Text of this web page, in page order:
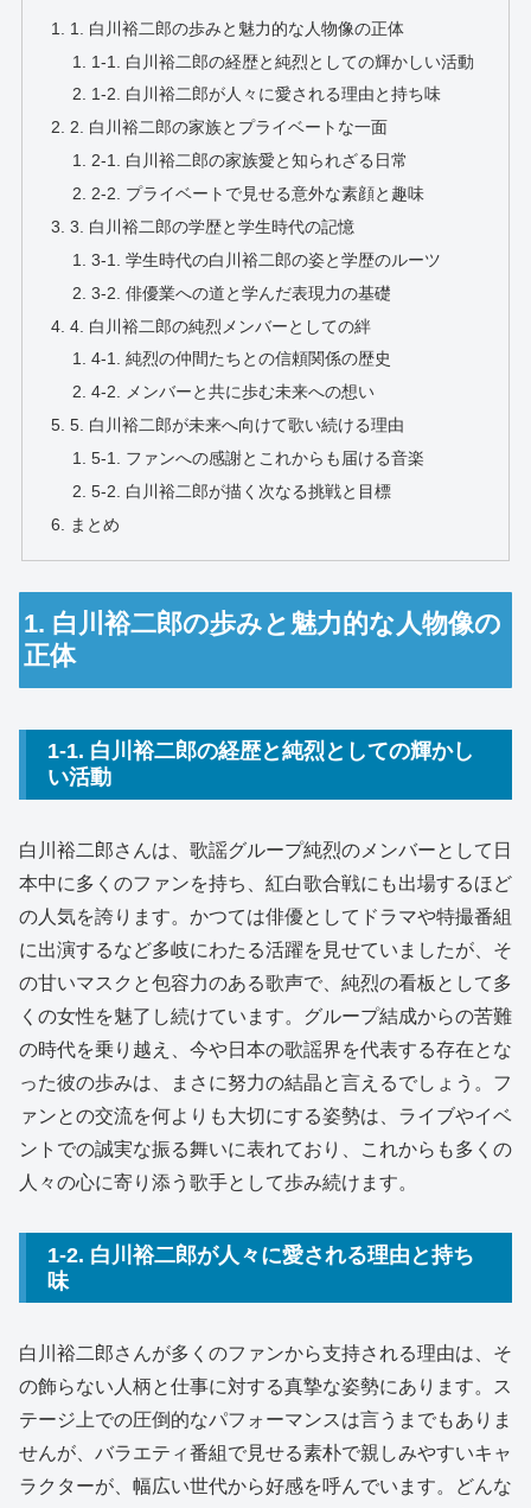
1. 白川裕二郎の歩みと魅力的な人物像の正体
1-1. 白川裕二郎の経歴と純烈としての輝かしい活動
1-2. 白川裕二郎が人々に愛される理由と持ち味
2. 白川裕二郎の家族とプライベートな一面
2-1. 白川裕二郎の家族愛と知られざる日常
2-2. プライベートで見せる意外な素顔と趣味
3. 白川裕二郎の学歴と学生時代の記憶
3-1. 学生時代の白川裕二郎の姿と学歴のルーツ
3-2. 俳優業への道と学んだ表現力の基礎
4. 白川裕二郎の純烈メンバーとしての絆
4-1. 純烈の仲間たちとの信頼関係の歴史
4-2. メンバーと共に歩む未来への想い
5. 白川裕二郎が未来へ向けて歌い続ける理由
5-1. ファンへの感謝とこれからも届ける音楽
5-2. 白川裕二郎が描く次なる挑戦と目標
まとめ
1. 白川裕二郎の歩みと魅力的な人物像の
正体
1-1. 白川裕二郎の経歴と純烈としての輝かし
い活動
白川裕二郎さんは、歌謡グループ純烈のメンバーとして日
本中に多くのファンを持ち、紅白歌合戦にも出場するほど
の人気を誇ります。かつては俳優としてドラマや特撮番組
に出演するなど多岐にわたる活躍を見せていましたが、そ
の甘いマスクと包容力のある歌声で、純烈の看板として多
くの女性を魅了し続けています。グループ結成からの苦難
の時代を乗り越え、今や日本の歌謡界を代表する存在とな
った彼の歩みは、まさに努力の結晶と言えるでしょう。フ
ァンとの交流を何よりも大切にする姿勢は、ライブやイベ
ントでの誠実な振る舞いに表れており、これからも多くの
人々の心に寄り添う歌手として歩み続けます。
1-2. 白川裕二郎が人々に愛される理由と持ち
味
白川裕二郎さんが多くのファンから支持される理由は、そ
の飾らない人柄と仕事に対する真摯な姿勢にあります。ス
テージ上での圧倒的なパフォーマンスは言うまでもありま
せんが、バラエティ番組で見せる素朴で親しみやすいキャ
ラクターが、幅広い世代から好感を呼んでいます。どんな